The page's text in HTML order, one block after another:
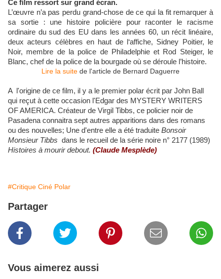
Ce film ressort sur grand écran.
L’œuvre n’a pas perdu grand-chose de ce qui la fit remarquer à
sa sortie : une histoire policière pour raconter le racisme
ordinaire du sud des EU dans les années 60, un récit linéaire,
deux acteurs célèbres en haut de l‘affiche, Sidney Poitier, le
Noir, membre de la police de Philadelphie et Rod Steiger, le
Blanc, chef de la police de la bourgade où se déroule l’histoire.
Lire la suite de l'article de Bernard Daguerre
A
l'origine de ce film, il y a le premier polar écrit par John Ball
qui reçut à cette occasion l'Edgar des MYSTERY WRITERS
OF AMERICA. Créateur de Virgil Tibbs, ce policier noir de
Pasadena connaitra sept autres apparitions dans des romans
ou des nouvelles; Une d'entre elle a été traduite Bonsoir
Monsieur Tibbs dans le recueil de la série noire n° 2177 (1989)
Histoires à mourir debout. (Claude Mesplède)
#Critique Ciné Polar
Partager
Vous aimerez aussi